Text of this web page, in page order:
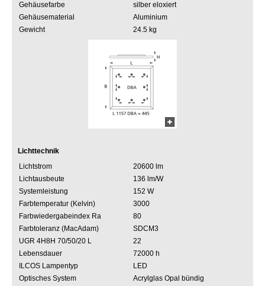
Gehäusefarbe
silber eloxiert
Gehäusematerial
Aluminium
Gewicht
24.5 kg
Lichttechnik
Lichtstrom
20600 lm
Lichtausbeute
136 lm/W
Systemleistung
152 W
Farbtemperatur (Kelvin)
3000
Farbwiedergabeindex Ra
80
Farbtoleranz (MacAdam)
SDCM3
UGR 4H8H 70/50/20 L
22
Lebensdauer
72000 h
ILCOS Lampentyp
LED
Optisches System
Acrylglas Opal bündig